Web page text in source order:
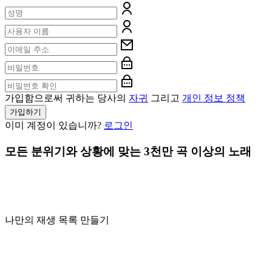
가입함으로써 귀하는 당사의 자귀 그리고 개인 정보 정책
가입하기
이미 계정이 있습니까? 로그인
모든 분위기와 상황에 맞는 3천만 곡 이상의 노래
나만의 재생 목록 만들기